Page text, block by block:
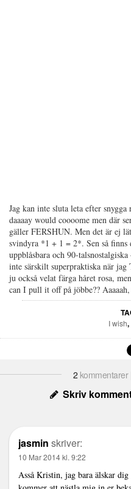
Jag kan inte sluta leta efter
daaaay would coooome men där
gäller FERSHUN. Men det är ej
svindyra *1 + 1 = 2*. Sen så finns
uppblåsbara och 90-
inte särskilt superpraktiska när
ju också velat färga håret rosa,
can I pull it off på jöbbe??
I wish,
2 kommentarer
Skriv
jasmin skriver:
10 Mar 2014 kl. 9:22
Asså Kristin, jag bara älskar